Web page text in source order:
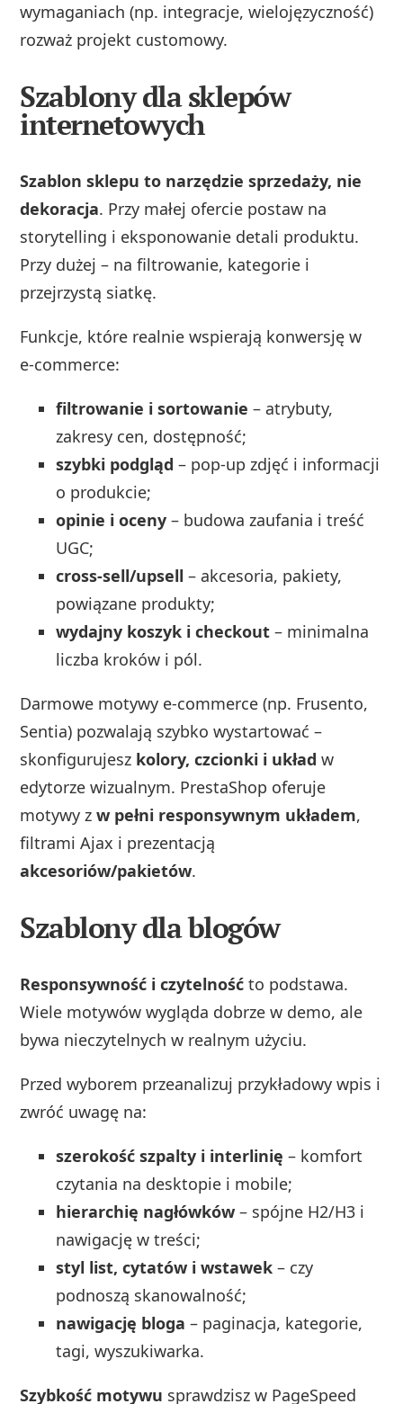
wymaganiach (np. integracje, wielojęzyczność)
rozważ projekt customowy.
Szablony dla sklepów
internetowych
Szablon sklepu to narzędzie sprzedaży, nie
dekoracja. Przy małej ofercie postaw na
storytelling i eksponowanie detali produktu.
Przy dużej – na filtrowanie, kategorie i
przejrzystą siatkę.
Funkcje, które realnie wspierają konwersję w
e‑commerce:
filtrowanie i sortowanie – atrybuty,
zakresy cen, dostępność;
szybki podgląd – pop‑up zdjęć i informacji
o produkcie;
opinie i oceny – budowa zaufania i treść
UGC;
cross‑sell/upsell – akcesoria, pakiety,
powiązane produkty;
wydajny koszyk i checkout – minimalna
liczba kroków i pól.
Darmowe motywy e‑commerce (np. Frusento,
Sentia) pozwalają szybko wystartować –
skonfigurujesz kolory, czcionki i układ w
edytorze wizualnym. PrestaShop oferuje
motywy zw pełni responsywnym układem,
filtrami Ajax i prezentacją
akcesoriów/pakietów.
Szablony dla blogów
Responsywność i czytelność to podstawa.
Wiele motywów wygląda dobrze w demo, ale
bywa nieczytelnych w realnym użyciu.
Przed wyborem przeanalizuj przykładowy wpis i
zwróć uwagę na:
szerokość szpalty i interlinię – komfort
czytania na desktopie i mobile;
hierarchię nagłówków – spójne H2/H3 i
nawigację w treści;
styl list, cytatów i wstawek – czy
podnoszą skanowalność;
nawigację bloga – paginacja, kategorie,
tagi, wyszukiwarka.
Szybkość motywu sprawdzisz w PageSpeed